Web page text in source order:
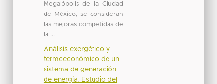
Megalópolis de la Ciudad
de México, se consideran
las mejoras competidas de
la ...
Análisis exergético y
termoeconómico de un
sistema de generación
de energía. Estudio del